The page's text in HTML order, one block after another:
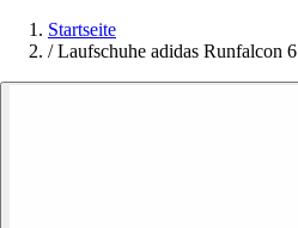
Startseite
/ Laufschuhe adidas Runfalcon 6